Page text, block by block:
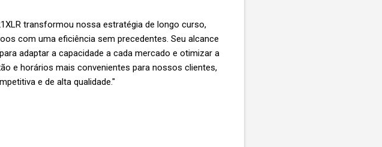
transformou nossa estratégia de longo curso,
com uma eficiência sem precedentes. Seu alcance
adaptar a capacidade a cada mercado e otimizar a
e horários mais convenientes para nossos clientes,
e de alta qualidade."